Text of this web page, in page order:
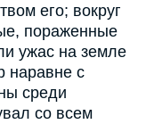
его; вокруг
пораженные
ужас на земле
наравне с
среди
со всем